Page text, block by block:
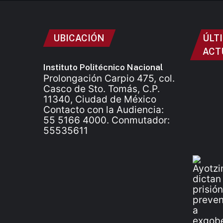
UBICACIÓN
Instituto Politécnico Nacional
Prolongación Carpio 475, col.
Casco de Sto. Tomás, C.P.
11340, Ciudad de México
Contacto con la Audiencia:
55 5166 4000. Conmutador:
55535611